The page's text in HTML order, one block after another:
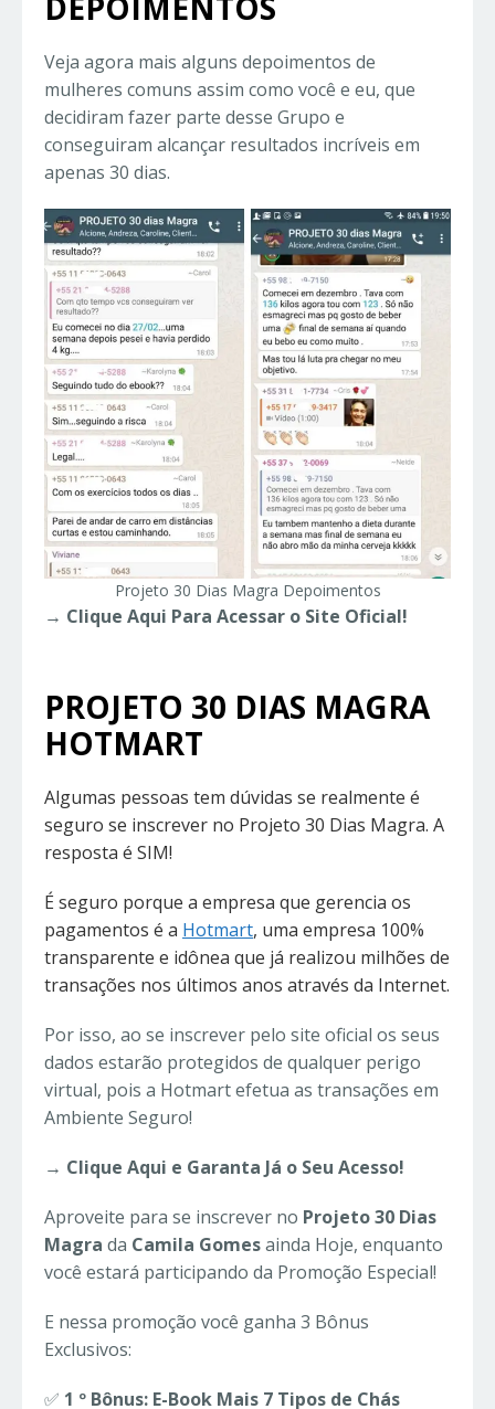
Veja agora mais alguns depoimentos de
mulheres comuns assim como você e eu, que
decidiram fazer parte desse Grupo e
conseguiram alcançar resultados incríveis em
apenas 30 dias.
Projeto 30 Dias Magra Depoimentos
→ Clique Aqui Para Acessar o Site Oficial!
PROJETO 30 DIAS MAGRA
HOTMART
Algumas pessoas tem dúvidas se realmente é
seguro se inscrever no Projeto 30 Dias Magra. A
resposta é SIM!
É seguro porque a empresa que gerencia os
pagamentos é a Hotmart, uma empresa 100%
transparente e idônea que já realizou milhões de
transações nos últimos anos através da Internet.
Por isso, ao se inscrever pelo site oficial os seus
dados estarão protegidos de qualquer perigo
virtual, pois a Hotmart efetua as transações em
Ambiente Seguro!
→ Clique Aqui e Garanta Já o Seu Acesso!
Aproveite para se inscrever no Projeto 30 Dias
Magra da Camila Gomesainda Hoje, enquanto
você estará participando da Promoção Especial!
E nessa promoção você ganha 3 Bônus
Exclusivos:
✅ 1 º Bônus: E-Book Mais 7 Tipos de Chás